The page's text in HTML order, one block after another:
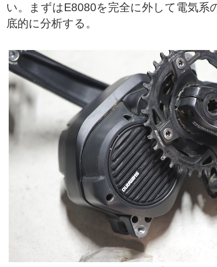
い。まずはE8080を完全に外して電気系
底的に分析する。